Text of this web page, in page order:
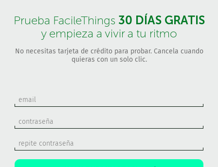
Prueba FacileThings 30 DÍAS GRATIS
y empieza a vivir a tu ritmo
No necesitas tarjeta de crédito para probar. Cancela cuando
quieras con un solo clic.